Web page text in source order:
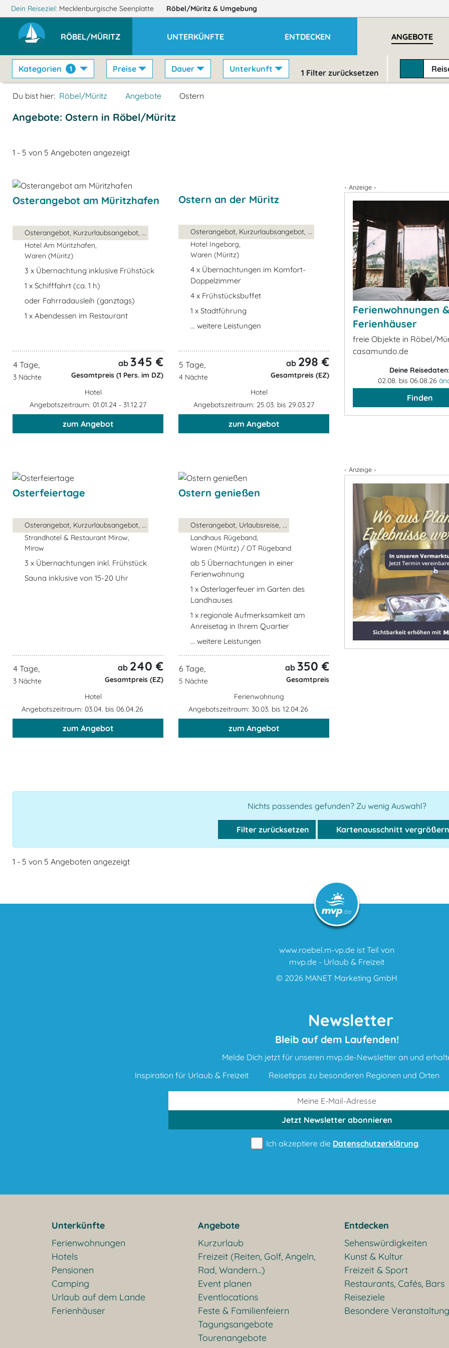
Dein Reiseziel: Mecklenburgische Seenplatte Röbel/Müritz & Umgebung
RÖBEL/MÜRITZ UNTERKÜNFTE ENTDECKEN ANGEBOTE
Kategorien 1 Preise Dauer Unterkunft 1 Filter zurücksetzen
Du bist hier: Röbel/Müritz Angebote Ostern
Angebote: Ostern in Röbel/Müritz
1 - 5 von 5 Angeboten angezeigt
Osterangebot am Müritzhafen
Osterangebot, Kurzurlaubsangebot, ...
Hotel Am Müritzhafen,
Waren (Müritz)
3 x Übernachtung inklusive Frühstück
1 x Schifffahrt (ca. 1 h)
oder Fahrradausleih (ganztags)
1 x Abendessen im Restaurant
4 Tage,
3 Nächte
ab 345 €
Gesamtpreis (1 Pers. im DZ)
Hotel
Angebotszeitraum: 01.01.24 - 31.12.27
zum Angebot
Ostern an der Müritz
Osterangebot, Kurzurlaubsangebot, ...
Hotel Ingeborg,
Waren (Müritz)
4 x Übernachtungen im Komfort-
Doppelzimmer
4 x Frühstücksbuffet
1 x Stadtführung
... weitere Leistungen
5 Tage,
4 Nächte
ab 298 €
Gesamtpreis (EZ)
Hotel
Angebotszeitraum: 25.03. bis 29.03.27
zum Angebot
- Anzeige -
Ferienwohnungen &
Ferienhäuser
freie Objekte in Röbel/
casamundo.de
Deine
02.08. bis 06.08.26
Finden
Osterfeiertage
Osterangebot, Kurzurlaubsangebot, ...
Strandhotel & Restaurant Mirow,
Mirow
3 x Übernachtungen inkl. Frühstück
Sauna inklusive von 15-20 Uhr
4 Tage,
3 Nächte
ab 240 €
Gesamtpreis (EZ)
Hotel
Angebotszeitraum: 03.04. bis 06.04.26
zum Angebot
Ostern genießen
Osterangebot, Urlaubsreise, ...
Landhaus Rügeband,
Waren (Müritz) / OT Rügeband
ab 5 Übernachtungen in einer
Ferienwohnung
1 x Osterlagerfeuer im Garten des
Landhauses
1 x regionale Aufmerksamkeit am
Anreisetag in Ihrem Quartier
... weitere Leistungen
6 Tage,
5 Nächte
ab 350 €
Gesamtpreis
Ferienwohnung
Angebotszeitraum: 30.03. bis 12.04.26
zum Angebot
- Anzeige -
Nichts passendes gefunden? Zu wenig Auswahl?
Filter zurücksetzen Kartenausschnitt vergrößern
1 - 5 von 5 Angeboten angezeigt
www.roebel.m-vp.de ist Teil von
mvp.de - Urlaub & Freizeit
© 2026 MANET Marketing GmbH
Newsletter
Bleib auf dem Laufenden!
Melde Dich jetzt für unseren mvp.de-Newsletter an und
Inspiration für Urlaub & Freizeit
Reisetipps zu besonderen Regionen und Orten
Jetzt Newsletterabonnieren
Ich akzeptiere die Datenschutzerklärung.
Unterkünfte
Ferienwohnungen
Hotels
Pensionen
Camping
Urlaub auf dem Lande
Ferienhäuser
Angebote
Kurzurlaub
Freizeit (Reiten, Golf, Angeln,
Rad, Wandern...)
Event planen
Eventlocations
Feste & Familienfeiern
Tagungsangebote
Tourenangebote
Entdecken
Sehenswürdigkeiten
Kunst & Kultur
Freizeit & Sport
Restaurants, Cafés, Bars
Reiseziele
Besondere